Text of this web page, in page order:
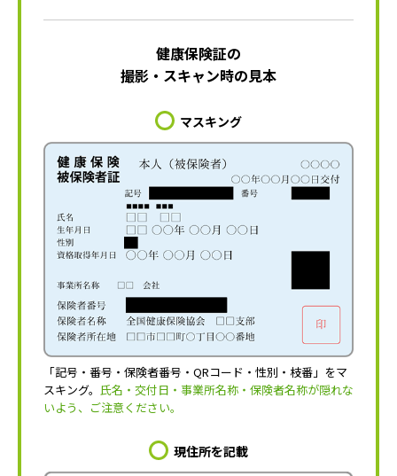
健康保険証の
撮影・スキャン時の見本
マスキング
「記号・番号・保険者番号・QRコード・性別・枝番」をマ
スキング。 氏名・交付日・事業所名称・保険者名称が隠れな
いよう、ご注意ください。
現住所を記載